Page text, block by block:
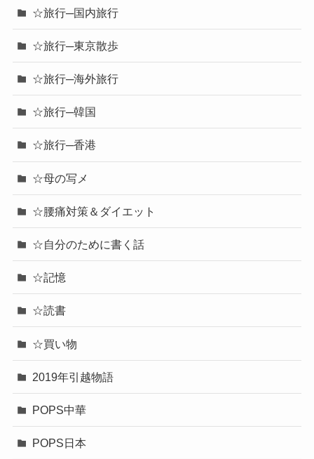
☆旅行─国内旅行
☆旅行─東京散歩
☆旅行─海外旅行
☆旅行─韓国
☆旅行─香港
☆母の写メ
☆腰痛対策＆ダイエット
☆自分のために書く話
☆記憶
☆読書
☆買い物
2019年引越物語
POPS中華
POPS日本